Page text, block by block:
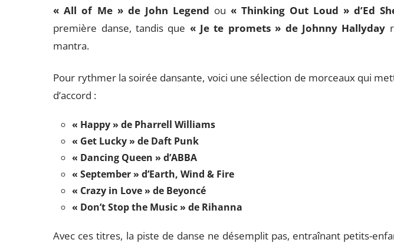
« All of Me » de John Legend ou « Thinking Out Loud » d’Ed
première danse, tandis que « Je te promets » de Johnny Hallyday
mantra.
Pour rythmer la soirée dansante, voici une sélection de morceaux qui
d’accord :
« Happy » de Pharrell Williams
« Get Lucky » de Daft Punk
« Dancing Queen » d’ABBA
« September » d’Earth, Wind & Fire
« Crazy in Love » de Beyoncé
« Don’t Stop the Music » de Rihanna
Avec ces titres, la piste de danse ne désemplit pas, entraînant petits-